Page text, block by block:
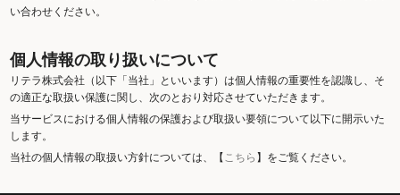
い合わせください。
個人情報の取り扱いについて
リテラ株式会社（以下「当社」といいます）は個人情報の重要性を認識し、そ
の適正な取扱い保護に関し、次のとおり対応させていただきます。
当サービスにおける個人情報の保護および取扱い要領について以下に開示いた
します。
当社の個人情報の取扱い方針については、【こちら 】をご覧ください。